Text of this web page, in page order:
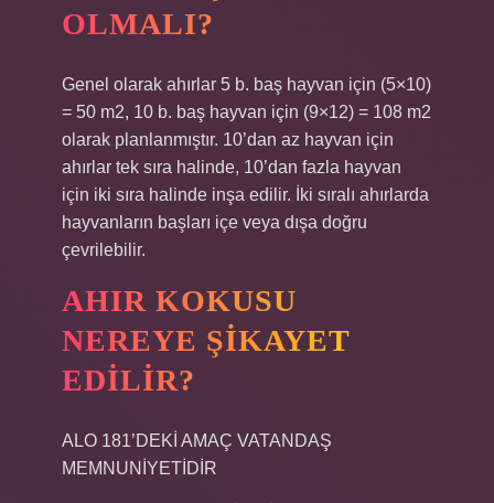
OLMALI?
Genel olarak ahırlar 5 b. baş hayvan için (5×10)
= 50 m2, 10 b. baş hayvan için (9×12) = 108 m2
olarak planlanmıştır. 10’dan az hayvan için
ahırlar tek sıra halinde, 10’dan fazla hayvan
için iki sıra halinde inşa edilir. İki sıralı ahırlarda
hayvanların başları içe veya dışa doğru
çevrilebilir.
AHIR KOKUSU
NEREYE ŞIKAYET
EDILIR?
ALO 181’DEKİ AMAÇ VATANDAŞ
MEMNUNİYETİDİR